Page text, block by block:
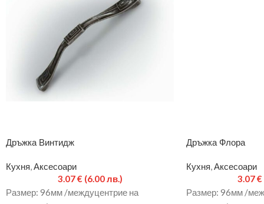
Дръжка Винтидж
Кухня,Аксесоари
3.07€ (6.00 лв.)
Размер: 96мм /междуцентрие на
Дръжка Флора
Кухня,Аксесоари
3.07€
Размер: 96мм /